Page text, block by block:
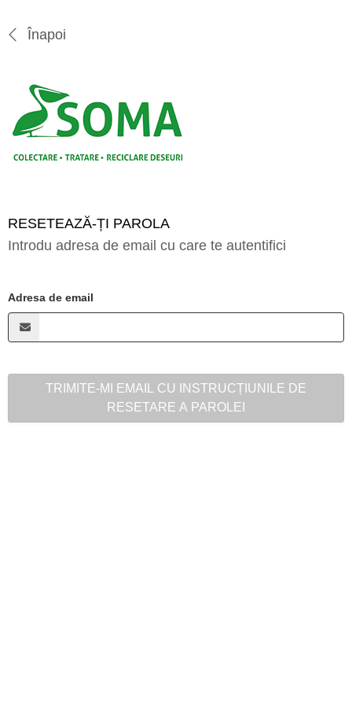
Înapoi
RESETEAZĂ-ȚI PAROLA
Introdu adresa de email cu care te autentifici
Adresa de email
TRIMITE-MI EMAIL CU INSTRUCȚIUNILE DE
RESETARE A PAROLEI